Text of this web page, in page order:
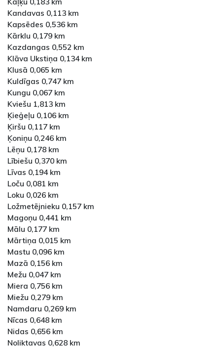
Kandavas 0,113 km
Kapsēdes 0,536 km
Kārklu 0,179 km
Kazdangas 0,552 km
Klāva Ukstiņa 0,134 km
Klusā 0,065 km
Kuldīgas 0,747 km
Kungu 0,067 km
Kviešu 1,813 km
Ķieģeļu 0,106 km
Ķiršu 0,117 km
Ķoniņu 0,246 km
Lēņu 0,178 km
Lībiešu 0,370 km
Līvas 0,194 km
Loču 0,081 km
Loku 0,026 km
Ložmetējnieku 0,157 km
Magoņu 0,441 km
Mālu 0,177 km
Mārtiņa 0,015 km
Mastu 0,096 km
Mazā 0,156 km
Mežu 0,047 km
Miera 0,756 km
Miežu 0,279 km
Namdaru 0,269 km
Nīcas 0,648 km
Nidas 0,656 km
Noliktavas 0,628 km